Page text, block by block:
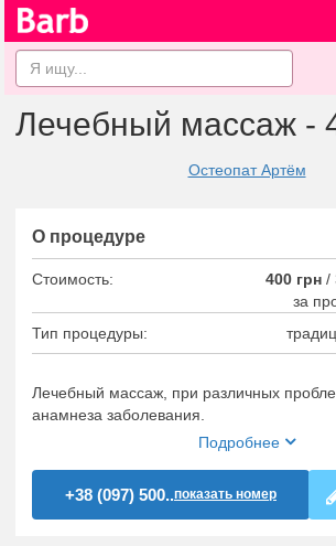
Лечебный массаж -
Остеопат Артём
О процедуре
Стоимость: 400 грн /
за
Тип процедуры:
Лечебный массаж, при различных
анамнеза заболевания.
Подробнее
+38 (097) 500..показать номер